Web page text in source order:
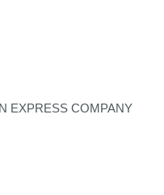
EXPRESS COMPANY